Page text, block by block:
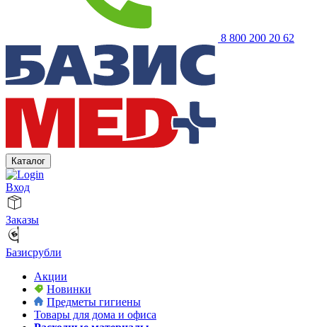
8 800 200 20 62
Каталог
Вход
Заказы
Базисрубли
Акции
Новинки
Предметы гигиены
Товары для дома и офиса